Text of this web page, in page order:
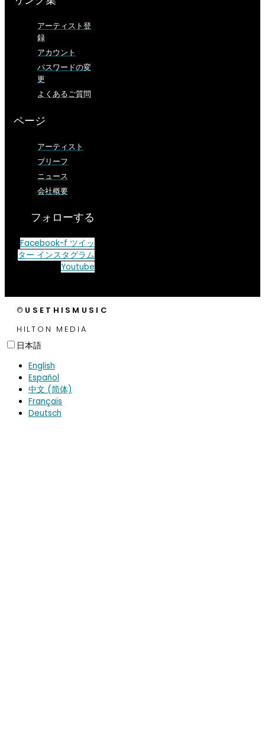
アーティスト登
録
アカウント
パスワードの変
更
よくあるご質問
ページ
アーティスト
ブリーフ
ニュース
会社概要
フォローする
Facebook-f ツイッ
ター インスタグラム
Youtube
© USETHISMUSIC
HILTON MEDIA
日本語
English
Español
中文 (简体)
Français
Deutsch